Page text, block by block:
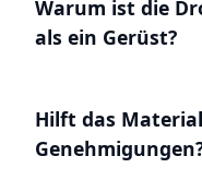
Warum ist die
als ein Gerüst?
Hilft das